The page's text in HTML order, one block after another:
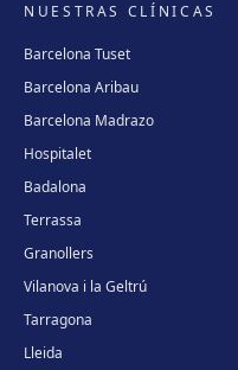
NUESTRAS CLÍNICAS
Barcelona Tuset
Barcelona Aribau
Barcelona Madrazo
Hospitalet
Badalona
Terrassa
Granollers
Vilanova i la Geltrú
Tarragona
Lleida